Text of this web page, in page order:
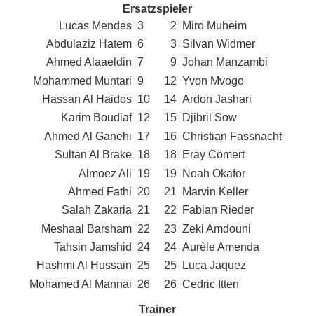
Ersatzspieler
Lucas Mendes 3 2
Miro Muheim
Abdulaziz Hatem 6 3 Silvan Widmer
Ahmed Alaaeldin 7 9 Johan Manzambi
Mohammed Muntari 9 12 Yvon Mvogo
Hassan Al Haidos 10 14 Ardon Jashari
Karim Boudiaf 12 15 Djibril Sow
Ahmed Al Ganehi 17 16 Christian Fassnacht
Sultan Al Brake 18 18 Eray Cömert
Almoez Ali 19 19 Noah Okafor
Ahmed Fathi 20 21
Marvin Keller
Salah Zakaria 21 22
Fabian Rieder
Meshaal Barsham 22 23 Zeki Amdouni
Tahsin Jamshid
24 24 Aurèle Amenda
Hashmi Al Hussain 25 25 Luca Jaquez
Mohamed Al Mannai 26 26 Cedric Itten
Trainer